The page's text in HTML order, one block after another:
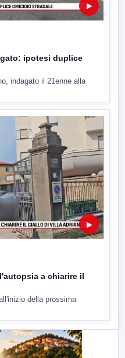
▶
ipotesi duplice
indagato il 21enne alla
▶
a chiarire il
della prossima